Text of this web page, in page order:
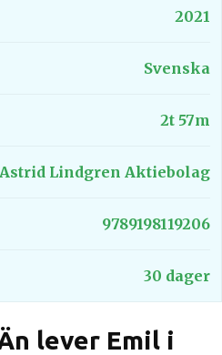
2021
Svenska
2t 57m
Astrid Lindgren Aktiebolag
9789198119206
30 dager
lever Emil i